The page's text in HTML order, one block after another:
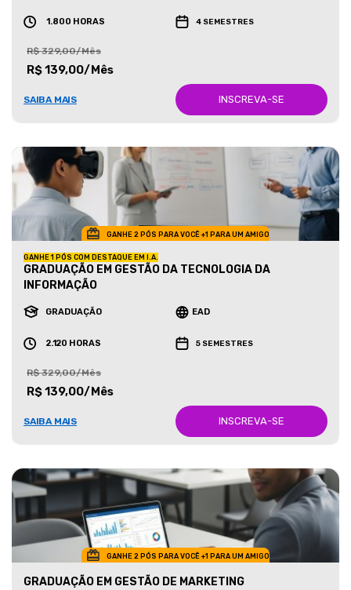
1.800 HORAS 4 SEMESTRES
R$ 329,00/Mês
R$ 139,00/Mês
SAIBA MAIS INSCREVA-SE
GANHE 2 PÓS PARA VOCÊ +1 PARA UM AMIGO
GANHE 1 PÓS COM DESTAQUE EM I.A.
GRADUAÇÃO EM GESTÃO DA TECNOLOGIA DA
INFORMAÇÃO
GRADUAÇÃO EAD
2.120 HORAS 5 SEMESTRES
R$ 329,00/Mês
R$ 139,00/Mês
SAIBA MAIS INSCREVA-SE
GANHE 2 PÓS PARA VOCÊ +1 PARA UM AMIGO
GRADUAÇÃO EM GESTÃO DE MARKETING